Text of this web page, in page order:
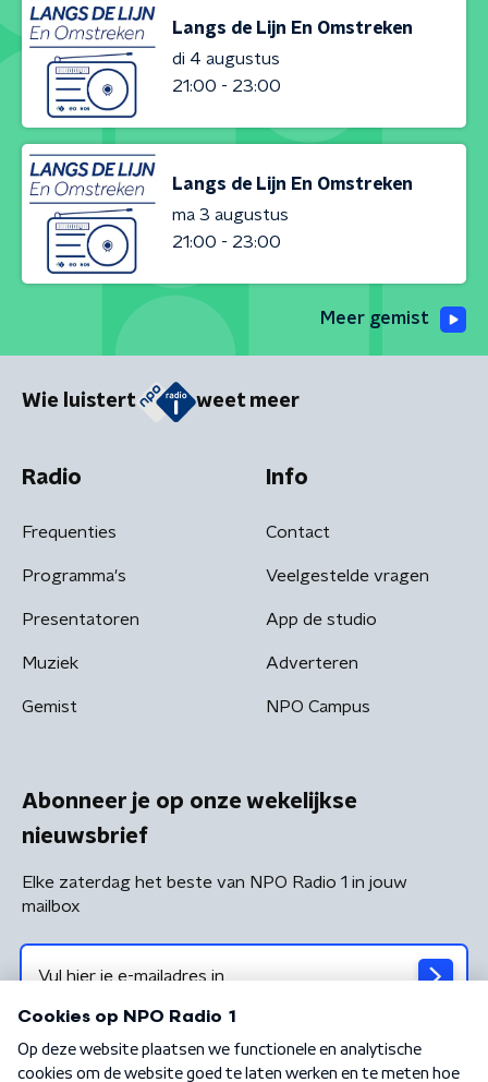
Langs de Lijn En Omstreken
di 4 augustus
21:00 - 23:00
Langs de Lijn En Omstreken
ma 3 augustus
21:00 - 23:00
Meer gemist
Wie luistert weet meer
Radio
Frequenties
Programma's
Presentatoren
Muziek
Gemist
Info
Contact
Veelgestelde vragen
App de studio
Adverteren
NPO Campus
Abonneer je op onze wekelijkse
nieuwsbrief
Elke zaterdag het beste van NPO Radio 1 in jouw
mailbox